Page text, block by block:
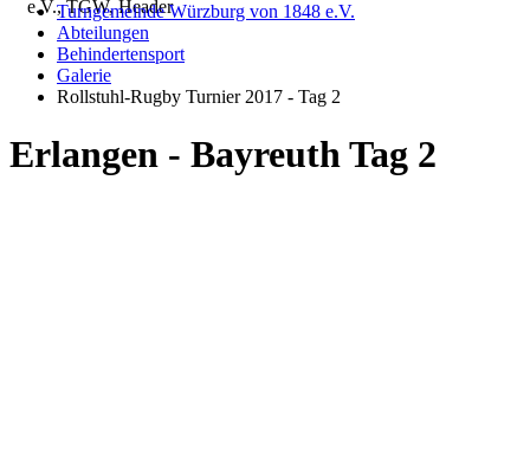
Turngemeinde Würzburg von 1848 e.V.
Abteilungen
Behindertensport
Galerie
Rollstuhl-Rugby Turnier 2017 - Tag 2
Erlangen - Bayreuth Tag 2